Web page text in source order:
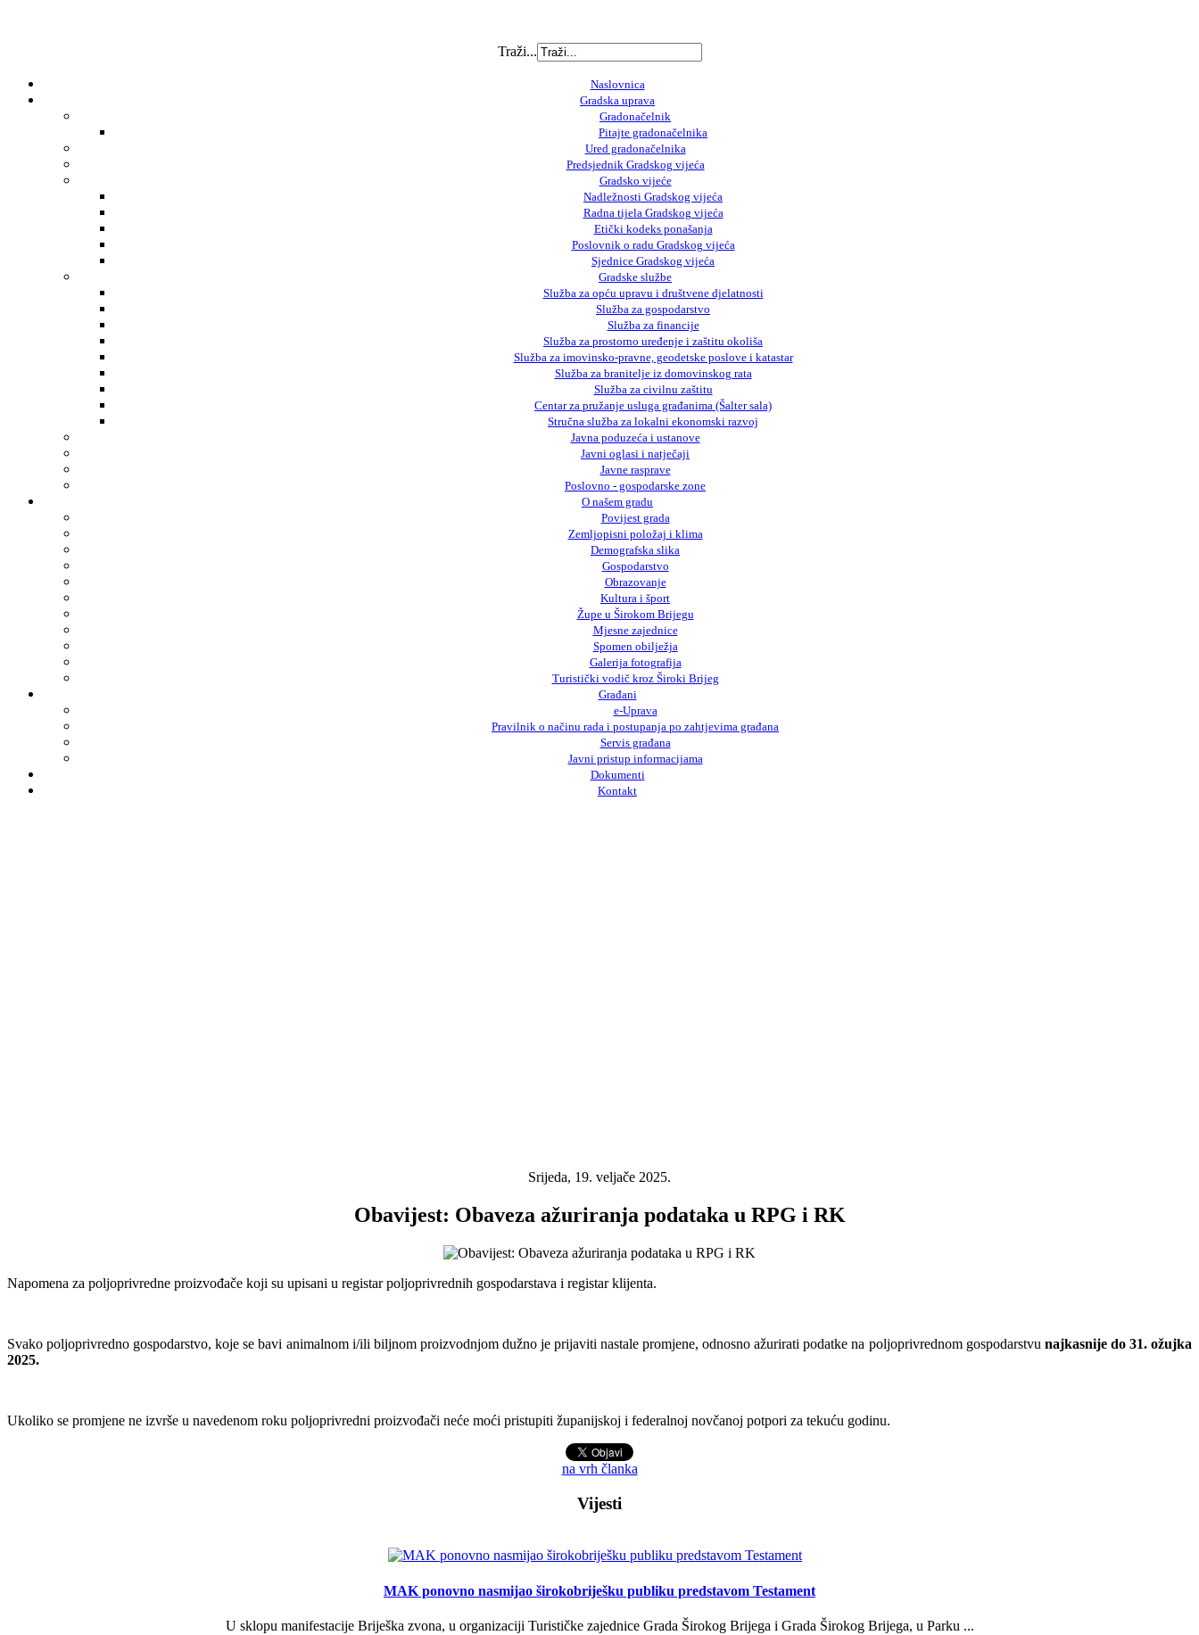
Traži...
Naslovnica
Gradska uprava
Gradonačelnik
Pitajte gradonačelnika
Ured gradonačelnika
Predsjednik Gradskog vijeća
Gradsko vijeće
Nadležnosti Gradskog vijeća
Radna tijela Gradskog vijeća
Etički kodeks ponašanja
Poslovnik o radu Gradskog vijeća
Sjednice Gradskog vijeća
Gradske službe
Služba za opću upravu i društvene djelatnosti
Služba za gospodarstvo
Služba za financije
Služba za prostorno uređenje i zaštitu okoliša
Služba za imovinsko-pravne, geodetske poslove i katastar
Služba za branitelje iz domovinskog rata
Služba za civilnu zaštitu
Centar za pružanje usluga građanima (Šalter sala)
Stručna služba za lokalni ekonomski razvoj
Javna poduzeća i ustanove
Javni oglasi i natječaji
Javne rasprave
Poslovno - gospodarske zone
O našem gradu
Povijest grada
Zemljopisni položaj i klima
Demografska slika
Gospodarstvo
Obrazovanje
Kultura i šport
Župe u Širokom Brijegu
Mjesne zajednice
Spomen obilježja
Galerija fotografija
Turistički vodič kroz Široki Brijeg
Građani
e-Uprava
Pravilnik o načinu rada i postupanja po zahtjevima građana
Servis građana
Javni pristup informacijama
Dokumenti
Kontakt
Srijeda, 19. veljače 2025.
Obavijest: Obaveza ažuriranja podataka u RPG i RK
Napomena za poljoprivredne proizvođače koji su upisani u registar poljoprivrednih gospodarstava i registar klijenta.
Svako poljoprivredno gospodarstvo, koje se bavi animalnom i/ili biljnom proizvodnjom dužno je prijaviti nastale promjene, odnosno ažurirati podatke na poljoprivrednom gospodarstvu najkasnije do 31. ožujka
2025.
Ukoliko se promjene ne izvrše u navedenom roku poljoprivredni proizvođači neće moći pristupiti županijskoj i federalnoj novčanoj potpori za tekuću godinu.
na vrh članka
Vijesti
MAK ponovno nasmijao širokobriješku publiku predstavom Testament
U sklopu manifestacije Briješka zvona, u organizaciji Turističke zajednice Grada Širokog Brijega i Grada Širokog Brijega, u Parku ...